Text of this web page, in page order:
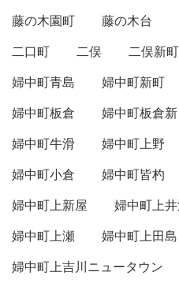
藤の木園町
藤の木台
二口町
二俣 二俣新町
婦中町青島
婦中町新町
婦中町板倉
婦中町板倉新
婦中町牛滑
婦中町上野
婦中町小倉
婦中町皆杓
婦中町上新屋
婦中町上
婦中町上瀬
婦中町上田島
婦中町上吉川ニュータウン